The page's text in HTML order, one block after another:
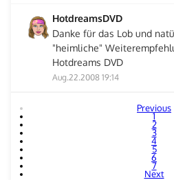
HotdreamsDVD
Danke für das Lob und
"heimliche"
Hotdreams DVD
Aug.22.2008 19:14
Previous
1
2
3
4
5
6
7
Next